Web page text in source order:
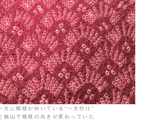
方に模様が向いている“一方付け”
袖山で模様の向きが変わっていた